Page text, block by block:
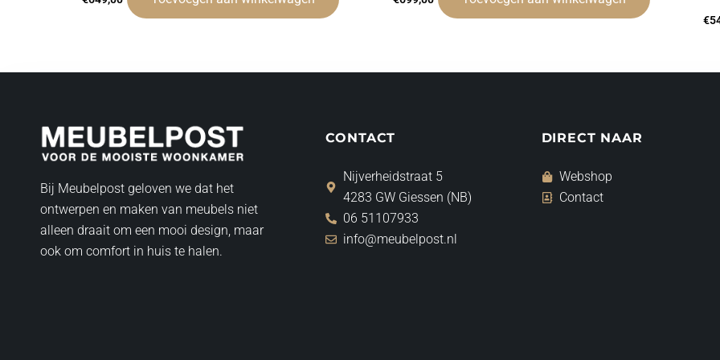
€
Bij Meubelpost geloven we dat het
ontwerpen en maken van meubels niet
alleen draait om een mooi design, maar
ook om comfort in huis te halen.
CONTACT
Nijverheidstraat 5
4283 GW Giessen (NB)
06 51107933
info@meubelpost.nl
DIRECT NAAR
Webshop
Contact